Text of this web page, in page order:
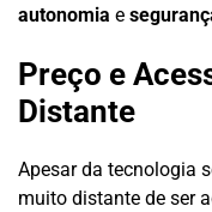
autonomia e
Preço e
Distante
Apesar da tecnologia
muito distante de ser